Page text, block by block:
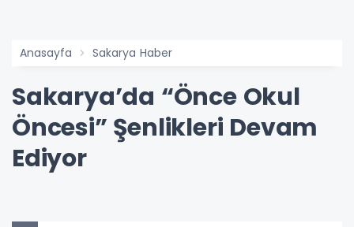
Anasayfa Sakarya Haber
Sakarya’da “Önce Okul
Öncesi” Şenlikleri Devam
Ediyor